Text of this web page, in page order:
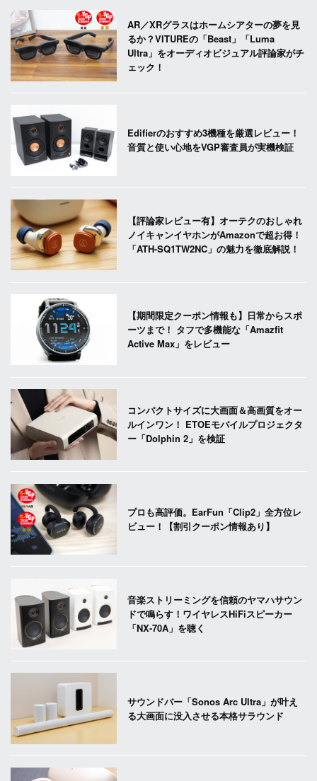
AR／XRグラスはホームシアターの夢を見
るか？VITUREの「Beast」「Luma
Ultra」をオーディオビジュアル評論家がチ
ェック！
Edifierのおすすめ3機種を厳選レビュー！
音質と使い心地をVGP審査員が実機検証
【評論家レビュー有】オーテクのおしゃれ
ノイキャンイヤホンがAmazonで超お得！
「ATH-SQ1TW2NC」の魅力を徹底解説！
【期間限定クーポン情報も】日常からスポ
ーツまで！ タフで多機能な「Amazfit
Active Max」をレビュー
コンパクトサイズに大画面＆高画質をオー
ルインワン！ ETOEモバイルプロジェクタ
ー「Dolphin 2」を検証
プロも高評価。EarFun「Clip2」全方位レ
ビュー！【割引クーポン情報あり】
音楽ストリーミングを信頼のヤマハサウン
ドで鳴らす！ワイヤレスHiFiスピーカー
「NX-70A」を聴く
サウンドバー「Sonos Arc Ultra」が叶え
る大画面に没入させる本格サラウンド